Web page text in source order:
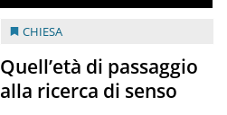
CHIESA
Quell’età di passaggio
alla ricerca di senso